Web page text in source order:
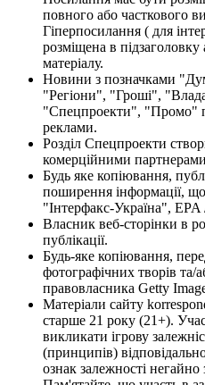
повного або часткового
Гіперпосилання ( для
розміщена в
матеріалу.
Новини з позначками
"Регіони", "Гроші",
"Спецпроекти", "Промо"
реклами.
Розділ Спецпроекти
комерційними
Будь яке копіювання,
поширення інформації,
"Інтерфакс-Україна",
Власник веб-сторінки в
публікації.
Будь-яке копіювання,
фотографічних творів та/
правовласника Getty
Матеріали сайту
старше 21 року (21+).
викликати ігрову
(принципів)
ознак залежності негайно